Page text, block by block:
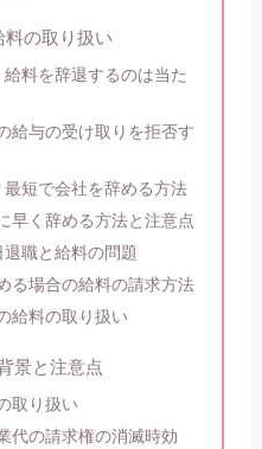
の取り扱い
料を辞退するのは当た
給与の受け取りを拒否す
短で会社を辞める方法
早く辞める方法と注意点
職と給料の問題
る場合の給料の請求方法
給料の取り扱い
景と注意点
取り扱い
代の請求権の消滅時効